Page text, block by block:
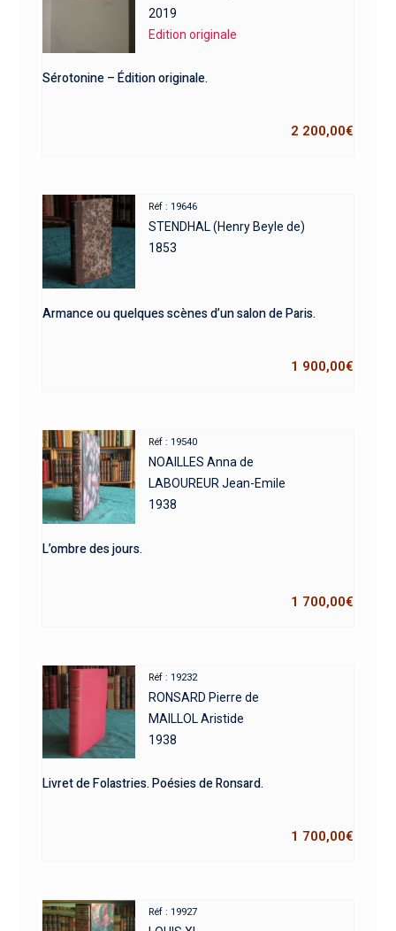
2019
Edition originale
Sérotonine – Édition originale.
2 200,00€
Réf : 19646
STENDHAL (Henry Beyle de)
1853
Armance ou quelques scènes d’un salon de Paris.
1 900,00€
Réf : 19540
NOAILLES Anna de
LABOUREUR Jean-Emile
1938
L’ombre des jours.
1 700,00€
Réf : 19232
RONSARD Pierre de
MAILLOL Aristide
1938
Livret de Folastries. Poésies de Ronsard.
1 700,00€
Réf : 19927